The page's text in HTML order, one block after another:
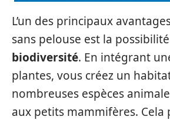
L’un des principaux
sans pelouse est la
biodiversité. En intégrant
plantes, vous créez un
nombreuses espèces
aux petits mammifères. Cela